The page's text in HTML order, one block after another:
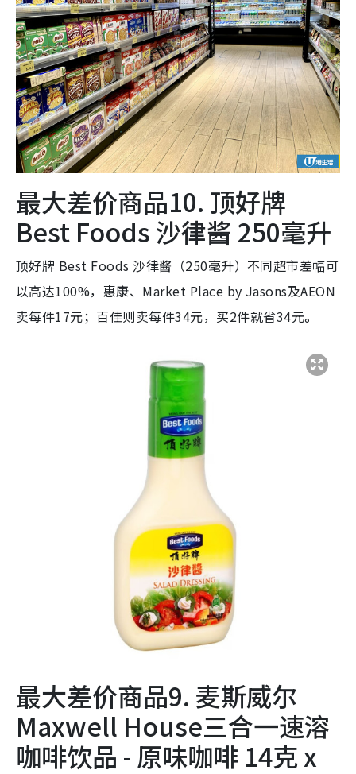
最大差价商品10. 顶好牌
Best Foods 沙律酱 250毫升
顶好牌 Best Foods 沙律酱（250毫升）不同超市差幅可
以高达100%，惠康、Market Place by Jasons及AEON
卖每件17元；百佳则卖每件34元，买2件就省34元。
最大差价商品9. 麦斯威尔
Maxwell House三合一速溶
咖啡饮品 - 原味咖啡 14克 x